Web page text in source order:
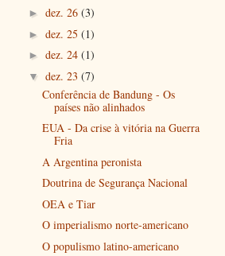
► dez. 26 (3)
► dez. 25 (1)
► dez. 24 (1)
▼ dez. 23 (7)
Conferência de Bandung - Os
países não alinhados
EUA - Da crise à vitória na Guerra
Fria
A Argentina peronista
Doutrina de Segurança Nacional
OEA e Tiar
O imperialismo norte-americano
O populismo latino-americano